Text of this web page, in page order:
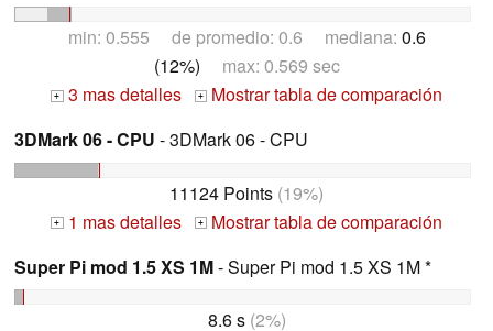
min: 0.555 de promedio: 0.6 mediana: 0.6
(12%) max: 0.569 sec
+ 3 mas detalles +
Mostrar tabla de comparación
3DMark 06 - CPU - 3DMark 06 - CPU
11124 Points (19%)
+ 1 mas detalles +
Mostrar tabla de comparación
Super Pi mod 1.5 XS 1M- Super Pi mod 1.5 XS 1M *
8.6 s(2%)